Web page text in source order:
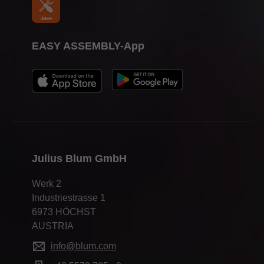
Julius Blum GmbH
Werk 2
Industriestrasse 1
6973 HÖCHST
AUSTRIA
info@blum.com
EASY ASSEMBLY-App